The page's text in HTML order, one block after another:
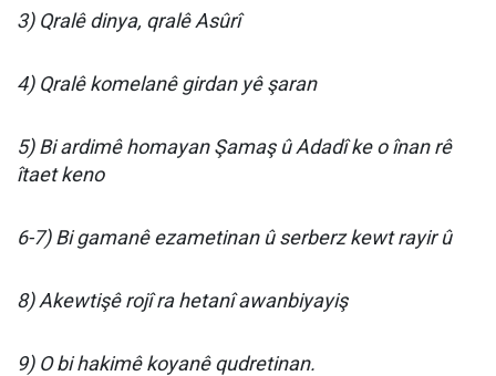
3) Qralê dinya, qralê Asûrî
4) Qralê komelanê girdan yê şaran
5) Bi ardimê homayan Şamaş û Adadî ke o înan rê
îtaet keno
6-7) Bi gamanê ezametinan û serberz kewt rayir û
8) Akewtişê rojî ra hetanî awanbiyayiş
9) O bi hakimê koyanê qudretinan.